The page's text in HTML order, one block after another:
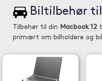
Biltilbehør til
Tilbehør til din Macbook 12
primært om bilholdere og